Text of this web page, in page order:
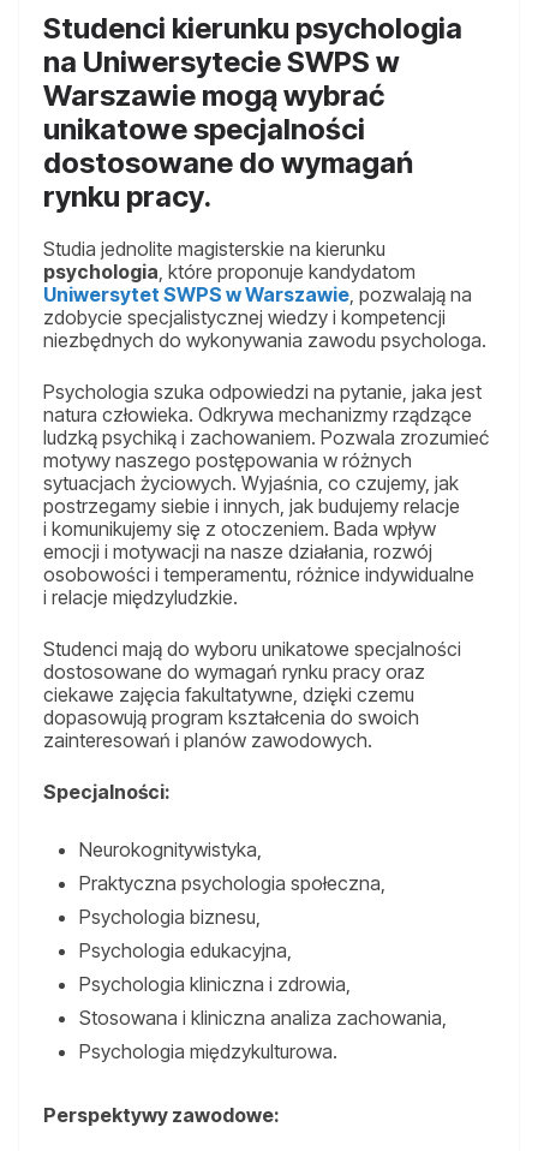
Studenci kierunku psychologia
na Uniwersytecie SWPS w
Warszawie mogą wybrać
unikatowe specjalności
dostosowane do wymagań
rynku pracy.
Studia jednolite magisterskie na kierunku
psychologia, które proponuje kandydatom
Uniwersytet SWPS w Warszawie, pozwalają na
zdobycie specjalistycznej wiedzy i kompetencji
niezbędnych do wykonywania zawodu psychologa.
Psychologia szuka odpowiedzi na pytanie, jaka jest
natura człowieka. Odkrywa mechanizmy rządzące
ludzką psychiką i zachowaniem. Pozwala zrozumieć
motywy naszego postępowania w różnych
sytuacjach życiowych. Wyjaśnia, co czujemy, jak
postrzegamy siebie i innych, jak budujemy relacje
i komunikujemy się z otoczeniem. Bada wpływ
emocji i motywacji na nasze działania, rozwój
osobowości i temperamentu, różnice indywidualne
i relacje międzyludzkie.
Studenci mają do wyboru unikatowe specjalności
dostosowane do wymagań rynku pracy oraz
ciekawe zajęcia fakultatywne, dzięki czemu
dopasowują program kształcenia do swoich
zainteresowań i planów zawodowych.
Specjalności:
Neurokognitywistyka,
Praktyczna psychologia społeczna,
Psychologia biznesu,
Psychologia edukacyjna,
Psychologia kliniczna i zdrowia,
Stosowana i kliniczna analiza zachowania,
Psychologia międzykulturowa.
Perspektywy zawodowe: